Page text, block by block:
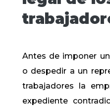
Antes de imponer
o despedir a un
trabajadores la
expediente